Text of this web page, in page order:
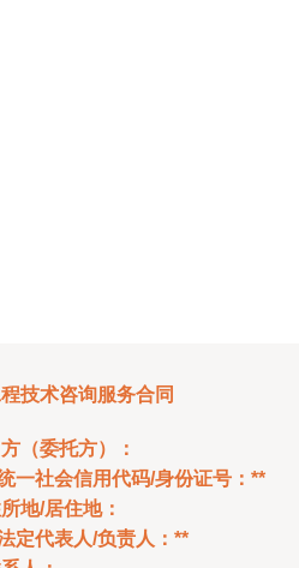
技术咨询服务合同
（委托方）：
一社会信用代码/身份证号：**
地/居住地：
定代表人/负责人：**